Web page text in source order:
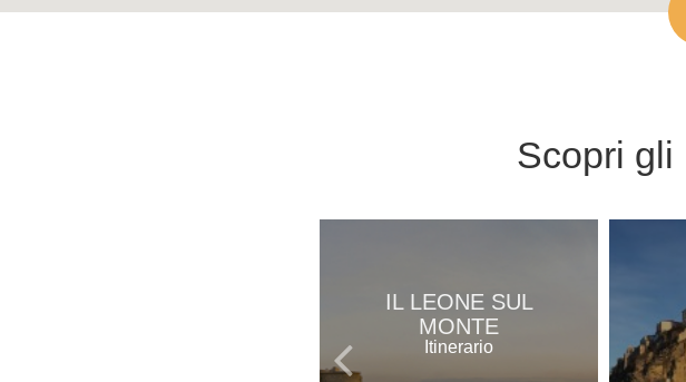
Scopri gli
IL LEONE SUL
MONTE
Itinerario